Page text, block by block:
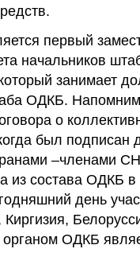
первый
начальников
занимает
ОДКБ.
о
был подписан
–членами
из состава ОДКБ
день
ОДКБ